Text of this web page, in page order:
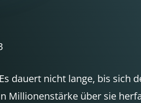
dauert nicht lange, bis
Millionenstärke über sie